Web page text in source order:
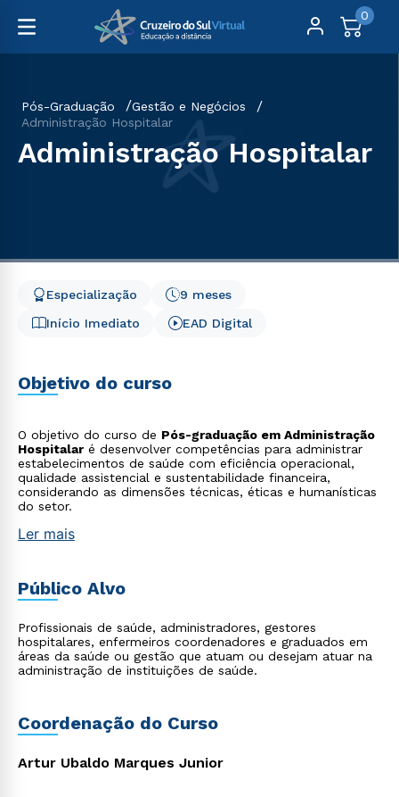
0
Pós-Graduação
Gestão e Negócios
Administração Hospitalar
Administração Hospitalar
Início Imediato
9 meses
Especialização
EAD Digital
Objetivo do curso
O objetivo do curso de Pós-graduação em Administração
Hospitalar é desenvolver competências para administrar
estabelecimentos de saúde com eficiência operacional,
qualidade assistencial e sustentabilidade financeira,
considerando as dimensões técnicas, éticas e humanísticas
do setor.
Ler mais
Público Alvo
Profissionais de saúde, administradores, gestores
hospitalares, enfermeiros coordenadores e graduados em
áreas da saúde ou gestão que atuam ou desejam atuar na
administração de instituições de saúde.
Coordenação do Curso
Artur Ubaldo Marques Junior